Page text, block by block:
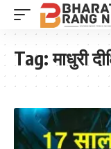
Tag:माधुरी